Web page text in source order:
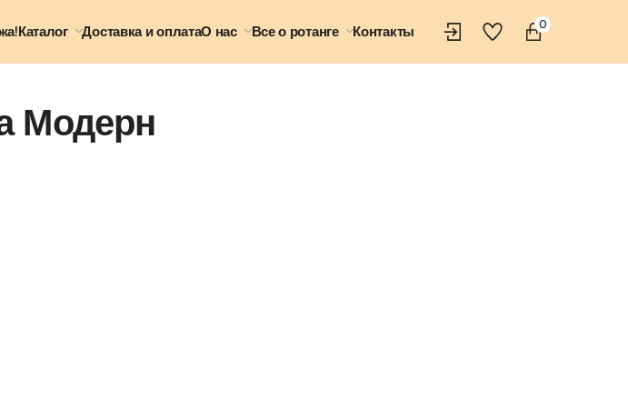
Каталог Доставка и оплатаО нас Все о ротанге Контакты 0
Модерн